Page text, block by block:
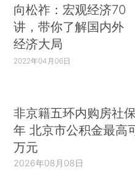
向松祚：宏观经济70
讲，带你了解国内外
经济大局
2022年04月06日
非京籍五环内购房社
年 北京市公积金最高
万元
2026年08月08日